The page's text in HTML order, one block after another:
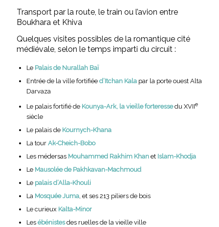
Transport par la route, le train ou l’avion entre
Boukhara et Khiva
Quelques visites possibles de la romantique cité
médiévale, selon le temps imparti du circuit :
Le Palais de Nurallah Baï
Entrée de la ville fortifiée d’Itchan Kalapar la porte ouest Alta
Darvaza
Le palais fortifié de Kounya-Ark, la vieille forteressedu XVIIe
siècle
Le palais deKournych-Khana
La tourAk-Cheich-Bobo
Les médersas Mouhammed Rakhim Khan et Islam-Khodja
Le Mausolée de Pakhkavan-Machmoud
Lepalais d’Alla-Khouli
La Mosquée Juma, et ses 213 piliers de bois
Le curieux Kalta-Minor
Les ébénistesdes ruelles de la vieille ville